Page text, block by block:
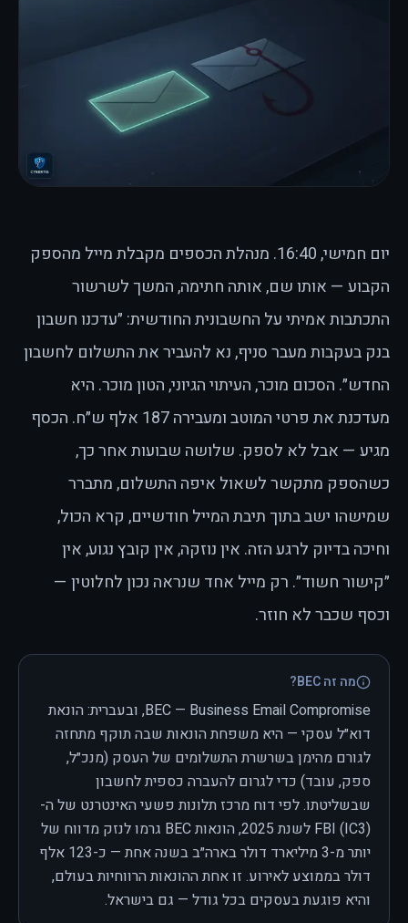
יום חמישי, 16:40. מנהלת הכספים מקבלת מייל מהספק
הקבוע — אותו שם, אותה חתימה, המשך לשרשור
התכתבות אמיתי על החשבונית החודשית: ״עדכנו חשבון
בנק בעקבות מעבר סניף, נא להעביר את התשלום לחשבון
החדש״. הסכום מוכר, העיתוי הגיוני, הטון מוכר. היא
מעדכנת את פרטי המוטב ומעבירה 187 אלף ש״ח. הכסף
מגיע — אבל לא לספק. שלושה שבועות אחר כך,
כשהספק מתקשר לשאול איפה התשלום, מתברר
שמישהו ישב בתוך תיבת המייל חודשיים, קרא הכול,
וחיכה בדיוק לרגע הזה. אין נוזקה, אין קובץ נגוע, אין
״קישור חשוד״. רק מייל אחד שנראה נכון לחלוטין —
וכסף שכבר לא חוזר.
מה זה BEC?
BEC — Business Email Compromise, ובעברית: הונאת
דוא״ל עסקי — היא משפחת הונאות שבה תוקף מתחזה
לגורם מהימן בשרשרת התשלומים של העסק (מנכ״ל,
ספק, עובד) כדי לגרום להעברה כספית לחשבון
שבשליטתו. לפי דוח מרכז תלונות פשעי האינטרנט של ה-
FBI (IC3) לשנת 2025, הונאות BEC גרמו לנזק מדווח של
יותר מ-3 מיליארד דולר בארה״ב בשנה אחת — כ-123 אלף
דולר בממוצע לאירוע. זו אחת ההונאות הרווחיות בעולם,
והיא פוגעת בעסקים בכל גודל — גם בישראל.